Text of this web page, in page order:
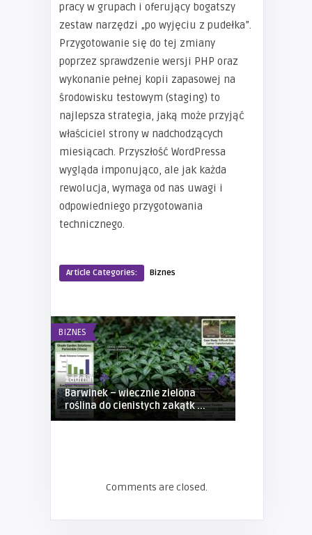
pracy w grupach i oferujący bogatszy
zestaw narzędzi „po wyjęciu z pudełka”.
Przygotowanie się do tej zmiany
poprzez sprawdzenie wersji PHP oraz
wykonanie pełnej kopii zapasowej na
środowisku testowym (staging) to
najlepsza strategia, jaką może przyjąć
właściciel strony w nadchodzących
miesiącach. Przyszłość WordPressa
wygląda imponująco, ale jak każda
rewolucja, wymaga od nas uwagi i
odpowiedniego przygotowania
technicznego.
Article Categories: Biznes
BIZNES
1admin
Barwinek – wiecznie zielona
roślina do cienistych zakątk ...
Comments are closed.